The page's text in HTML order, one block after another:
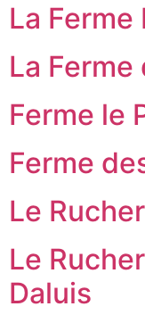
La Ferme
La
Ferme le
Ferme
Le
Le
Daluis